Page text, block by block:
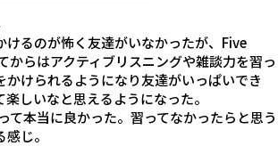
けるのが怖く友達がいなかったが、Five
からはアクティブリスニングや雑談力を習っ
かけられるようになり友達がいっぱいでき
しいなと思えるようになった。
て本当に良かった。習ってなかったらと思う
じ。